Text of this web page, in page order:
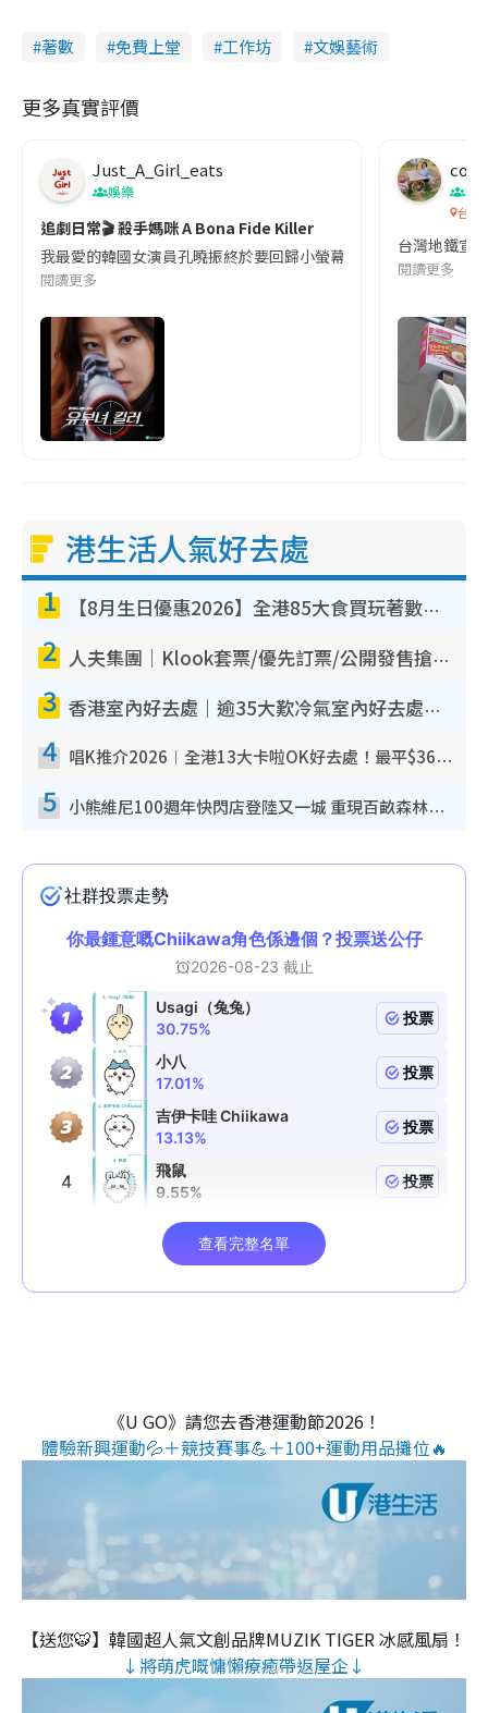
著數 免費上堂 工作坊 文娛藝術
更多真實評價
Just_A_Girl_eats
娛樂
追劇日常🎬 殺手媽咪 A Bona Fide Killer
我最愛的韓國女演員孔曉振終於要回歸小螢幕啦!這次的劇本改編
閱讀更多
co
吹
台灣
台灣地鐵宣
閱讀更多
港生活人氣好去處
1 【8月生日優惠2026】全港85大食買玩著數攻略 自助餐/火鍋放題同行免費＋誠品/DONKI送現金券
2 人夫集團｜Klook套票/優先訂票/公開發售搶飛攻略！附票價.購票連結.場地座位表
3 香港室內好去處｜逾35大歎冷氣室內好去處推介 室內活動免費避雨無懼落雨
4 唱K推介2026︱全港13大卡啦OK好去處！最平$36起 日文K都有！(附地址+收費詳情)
5 小熊維尼100週年快閃店登陸又一城 重現百畝森林經典場景／獨家限定盲盒登場／專屬DIY香水
《U GO》請您去香港運動節2026！
體驗新興運動💦＋競技賽事💪＋100+運動用品攤位🔥
【送您🐯】韓國超人氣文創品牌MUZIK TIGER 冰感風扇！
↓將萌虎嘅慵懶療癒帶返屋企↓